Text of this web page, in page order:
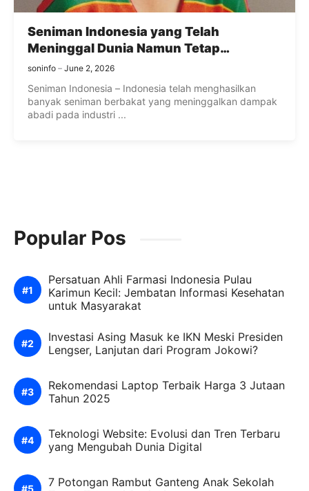
Seniman Indonesia yang Telah
Meninggal Dunia Namun Tetap
Dikenang
soninfo June 2, 2026
Seniman Indonesia – Indonesia telah menghasilkan
banyak seniman berbakat yang meninggalkan dampak
abadi pada industri ...
Popular Pos
Persatuan Ahli Farmasi Indonesia Pulau
Karimun Kecil: Jembatan Informasi Kesehatan
untuk Masyarakat
Investasi Asing Masuk ke IKN Meski Presiden
Lengser, Lanjutan dari Program Jokowi?
Rekomendasi Laptop Terbaik Harga 3 Jutaan
Tahun 2025
Teknologi Website: Evolusi dan Tren Terbaru
yang Mengubah Dunia Digital
7 Potongan Rambut Ganteng Anak Sekolah